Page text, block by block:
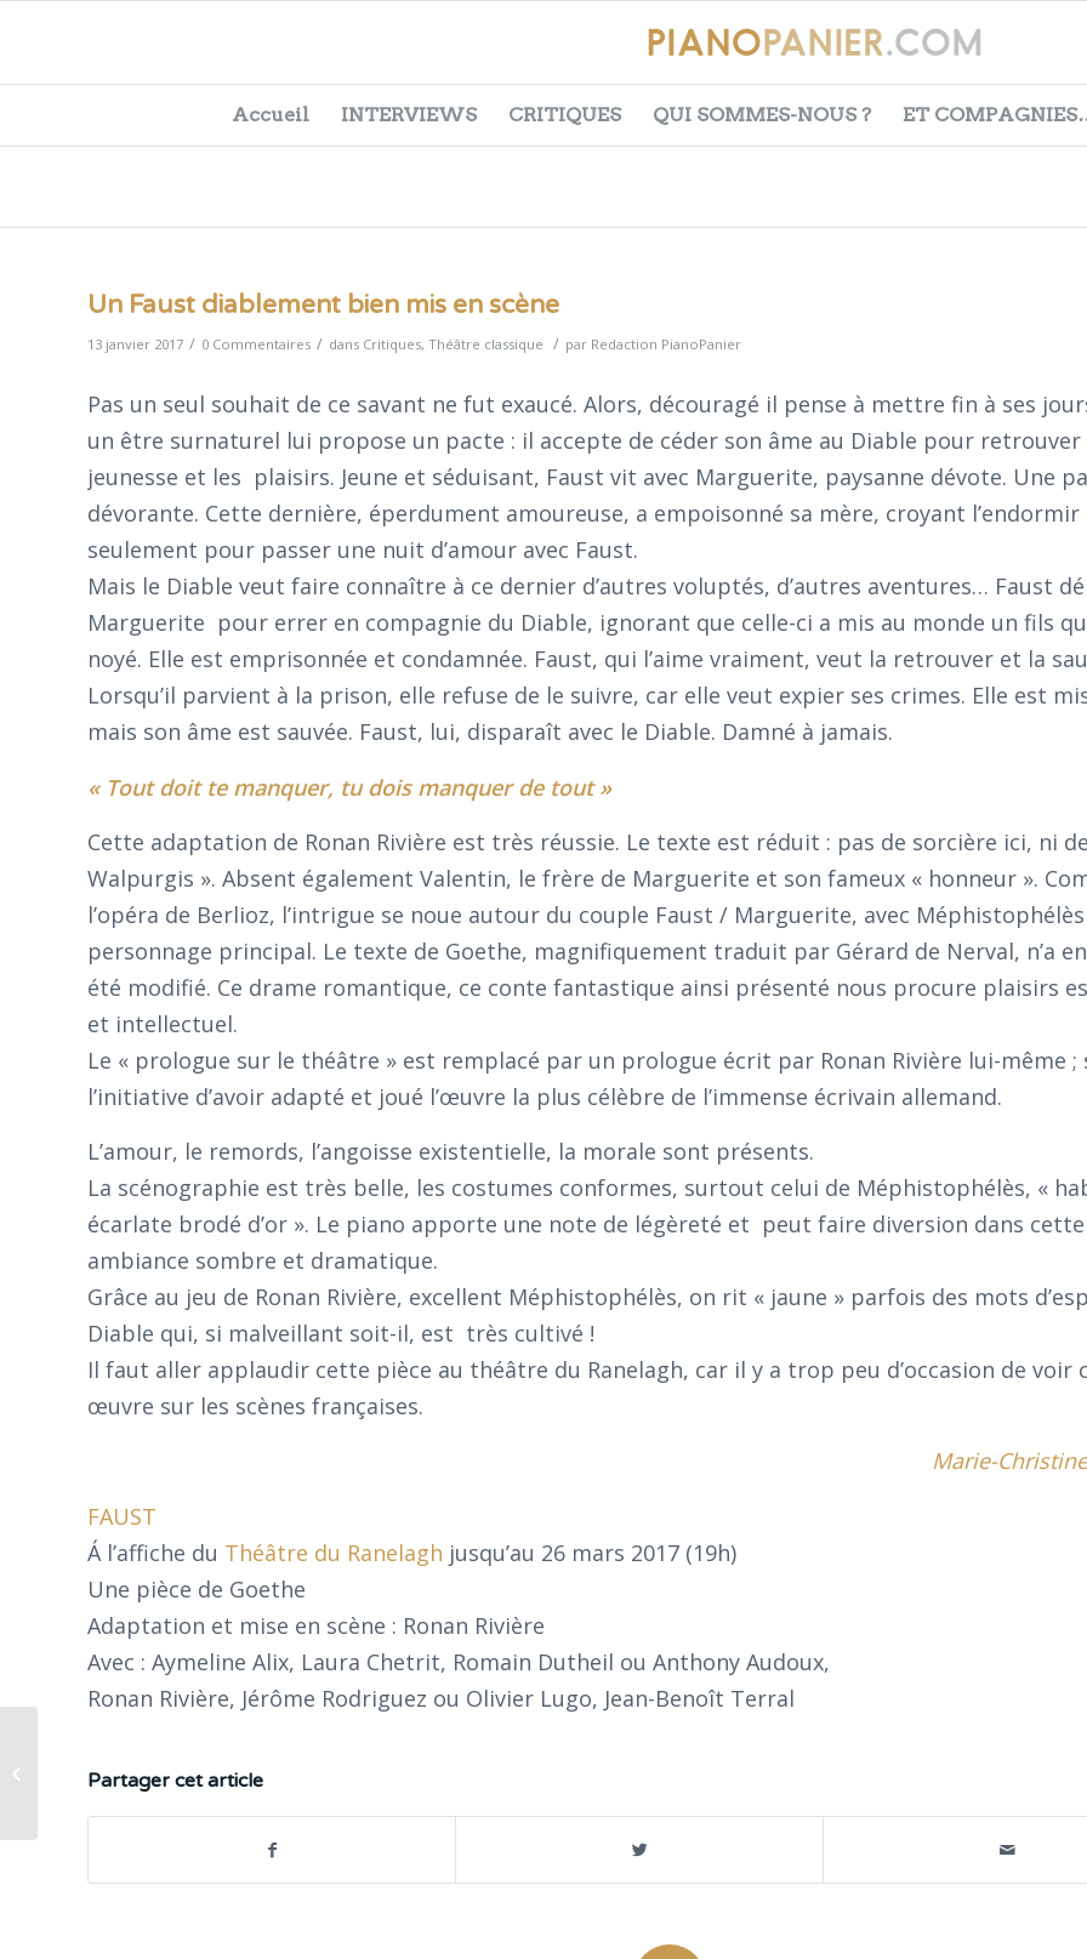
Accueil INTERVIEWS CRITIQUES QUI SOMMES-NOUS ? ET
Un Faust diablement bien mis en scène
13 janvier 2017 / 0 Commentaires / dans Critiques, Théâtre classique / par Redaction PianoPanier
Pas un seul souhait de ce savant ne fut exaucé. Alors, découragé il pense à mettre fin à ses
un être surnaturel lui propose un pacte : il accepte de céder son âme au Diable pour
jeunesse et les plaisirs. Jeune et séduisant, Faust vit avec Marguerite, paysanne dévote. Une
dévorante. Cette dernière, éperdument amoureuse, a empoisonné sa mère, croyant l’endormir
seulement pour passer une nuit d’amour avec Faust.
Mais le Diable veut faire connaître à ce dernier d’autres voluptés, d’autres aventures… Faust
Marguerite pour errer en compagnie du Diable, ignorant que celle-ci a mis au monde un fils
noyé. Elle est emprisonnée et condamnée. Faust, qui l’aime vraiment, veut la retrouver et la
Lorsqu’il parvient à la prison, elle refuse de le suivre, car elle veut expier ses crimes. Elle est
mais son âme est sauvée. Faust, lui, disparaît avec le Diable. Damné à jamais.
« Tout doit te manquer, tu dois manquer de tout »
Cette adaptation de Ronan Rivière est très réussie. Le texte est réduit : pas de sorcière ici, ni
Walpurgis ». Absent également Valentin, le frère de Marguerite et son fameux « honneur ».
l’opéra de Berlioz, l’intrigue se noue autour du couple Faust / Marguerite, avec
personnage principal. Le texte de Goethe, magnifiquement traduit par Gérard de Nerval, n’a
été modifié. Ce drame romantique, ce conte fantastique ainsi présenté nous procure plaisirs
et intellectuel.
Le « prologue sur le théâtre » est remplacé par un prologue écrit par Ronan Rivière lui-même ;
l’initiative d’avoir adapté et joué l’œuvre la plus célèbre de l’immense écrivain allemand.
L’amour, le remords, l’angoisse existentielle, la morale sont présents.
La scénographie est très belle, les costumes conformes, surtout celui de Méphistophélès, «
écarlate brodé d’or ». Le piano apporte une note de légèreté et peut faire diversion dans cette
ambiance sombre et dramatique.
Grâce au jeu de Ronan Rivière, excellent Méphistophélès, on rit « jaune » parfois des mots
Diable qui, si malveillant soit-il, est très cultivé !
Il faut aller applaudir cette pièce au théâtre du Ranelagh, car il y a trop peu d’occasion de voir
œuvre sur les scènes françaises.
Marie-
FAUST
Á l’affiche du Théâtre du Ranelagh jusqu’au 26 mars 2017 (19h)
Une pièce de Goethe
Adaptation et mise en scène : Ronan Rivière
Avec : Aymeline Alix, Laura Chetrit, Romain Dutheil ou Anthony Audoux,
Ronan Rivière, Jérôme Rodriguez ou Olivier Lugo, Jean-Benoît Terral
Partager cet article
Maria Rilke